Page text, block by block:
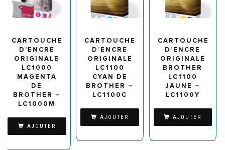
CARTOUCHE
D’ENCRE
ORIGINALE
LC1000
MAGENTA
DE
BROTHER –
LC1000M
AJOUTER
CARTOUCHE
D’ENCRE
ORIGINALE
LC1100
CYAN DE
BROTHER –
LC1100C
AJOUTER
CARTOUCHE
D’ENCRE
ORIGINALE
BROTHER
LC1100
JAUNE –
LC1100Y
AJOUTER